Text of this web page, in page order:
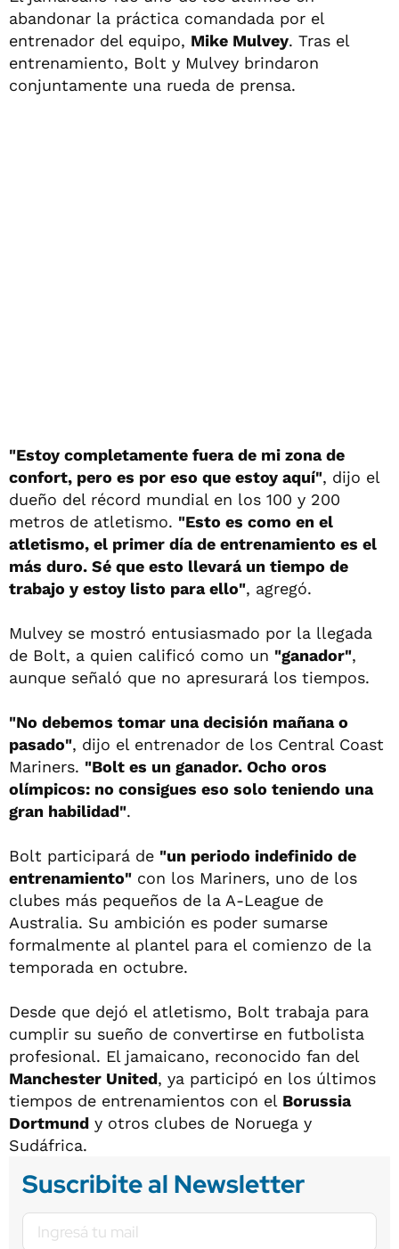
abandonar la práctica comandada por el
entrenador del equipo, Mike Mulvey. Tras el
entrenamiento, Bolt y Mulvey brindaron
conjuntamente una rueda de prensa.
"Estoy completamente fuera de mi zona de
confort, pero es por eso que estoy aquí", dijo el
dueño del récord mundial en los 100 y 200
metros de atletismo. "Esto es como en el
atletismo, el primer día de entrenamiento es el
más duro. Sé que esto llevará un tiempo de
trabajo y estoy listo para ello", agregó.
Mulvey se mostró entusiasmado por la llegada
de Bolt, a quien calificó como un "ganador",
aunque señaló que no apresurará los tiempos.
"No debemos tomar una decisión mañana o
pasado", dijo el entrenador de los Central Coast
Mariners. "Bolt es un ganador. Ocho oros
olímpicos: no consigues eso solo teniendo una
gran habilidad".
Bolt participará de "un periodo indefinido de
entrenamiento" con los Mariners, uno de los
clubes más pequeños de la A-League de
Australia. Su ambición es poder sumarse
formalmente al plantel para el comienzo de la
temporada en octubre.
Desde que dejó el atletismo, Bolt trabaja para
cumplir su sueño de convertirse en futbolista
profesional. El jamaicano, reconocido fan del
Manchester United, ya participó en los últimos
tiempos de entrenamientos con el Borussia
Dortmund y otros clubes de Noruega y
Sudáfrica.
Suscribite al Newsletter